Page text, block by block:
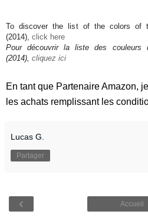
To discover the list of the colors of
(2014), click here
Pour découvrir la liste des couleurs
(2014), cliquez ici
En tant que Partenaire Amazon,
les achats remplissant les
Lucas G.
Partager
‹ Accueil